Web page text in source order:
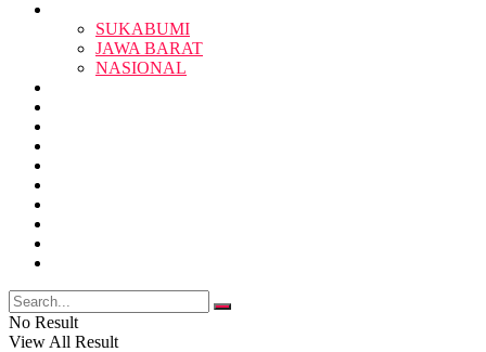
SUKABUMI
PENDIDIKAN
SUKABUMI
JAWA BARAT
NASIONAL
No Result
View All Result